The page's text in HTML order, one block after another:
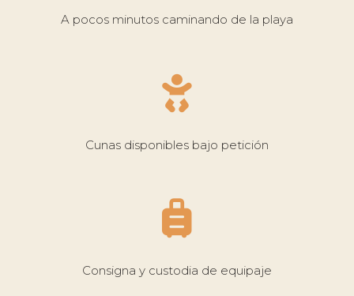
A pocos minutos caminando de la playa
Cunas disponibles bajo petición
Consigna y custodia de equipaje